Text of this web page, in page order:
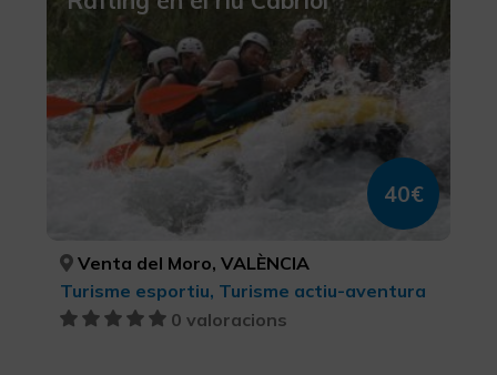
40€
Venta del Moro, VALÈNCIA
Turisme esportiu, Turisme actiu-aventura
0 valoracions